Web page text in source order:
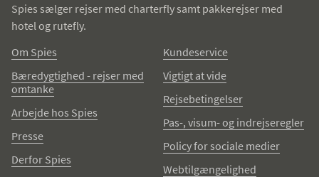
Spies sælger rejser med charterfly samt pakkerejser med
hotel og rutefly.
Om Spies
Bæredygtighed - rejser med
omtanke
Arbejde hos Spies
Presse
Derfor Spies
Kundeservice
Vigtigt at vide
Rejsebetingelser
Pas-, visum- og indrejseregler
Policy for sociale medier
Webtilgængelighed